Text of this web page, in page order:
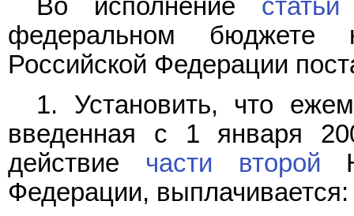
Во исполнение
федеральном бюджете
Российской Федерации
1. Установить, что
введенная с 1 января
действие части второй
Федерации, выплачивается: